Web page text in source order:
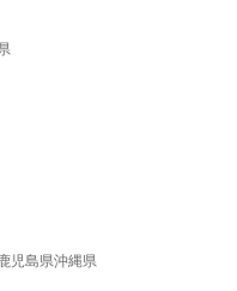
児島県沖縄県